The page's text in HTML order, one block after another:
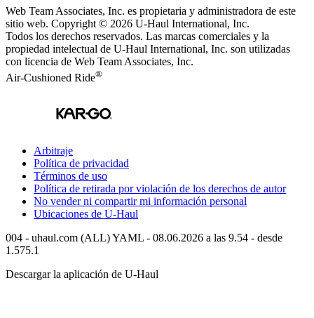
Web Team Associates, Inc. es propietaria y administradora de este
sitio web. Copyright © 2026 U-Haul International, Inc.
Todos los derechos reservados. Las marcas comerciales y la
propiedad intelectual de U-Haul International, Inc. son utilizadas
con licencia de Web Team Associates, Inc.
Air-Cushioned Ride®
Arbitraje
Política de privacidad
Términos de uso
Política de retirada por violación de los derechos de autor
No vender ni compartir mi información personal
Ubicaciones de U-Haul
004 - uhaul.com (ALL) YAML - 08.06.2026 a las 9.54 - desde
1.575.1
Descargar la aplicación de U-Haul